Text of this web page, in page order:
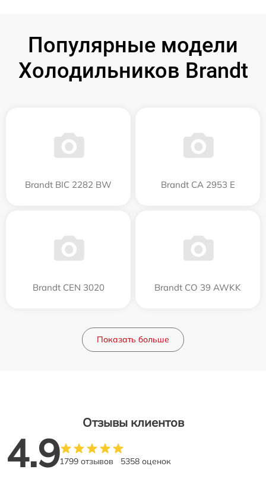
Популярные модели
Холодильников Brandt
Brandt BIC 2282 BW Brandt CA 2953 E
Brandt CEN 3020 Brandt CO 39 AWKK
Показать больше
Отзывы клиентов
4.91799 отзывов 5358 оценок